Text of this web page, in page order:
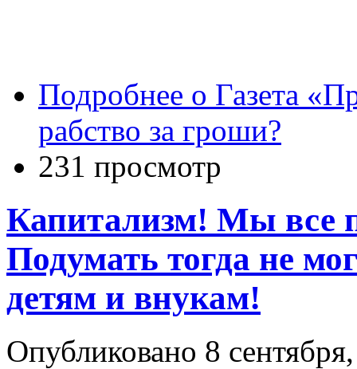
Подробнее о Газета
рабство за гроши?
231 просмотр
Капитализм! Мы все
Подумать тогда не
детям и внукам!
Опубликовано 8